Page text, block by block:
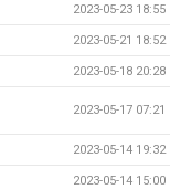
2023-05-23 18:55
2023-05-21 18:52
2023-05-18 20:28
2023-05-17 07:21
2023-05-14 19:32
2023-05-14 15:00